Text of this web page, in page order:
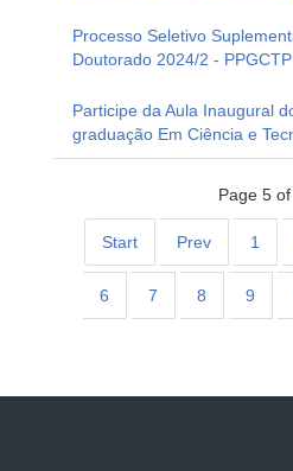
Processo Seletivo
Doutorado 2024/2 -
Participe da Aula Inaugural
graduação Em Ciência e
Page 5
Start Prev 1
6 7 8 9